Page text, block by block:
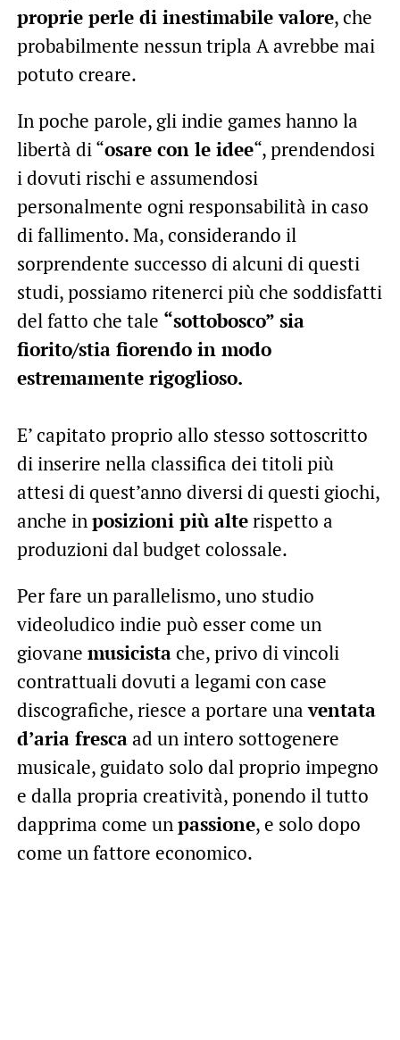
proprie perle di inestimabile valore, che
probabilmente nessun tripla A avrebbe mai
potuto creare.
In poche parole, gli indie games hanno la
libertà di “osare con le idee“, prendendosi
i dovuti rischi e assumendosi
personalmente ogni responsabilità in caso
di fallimento. Ma, considerando il
sorprendente successo di alcuni di questi
studi, possiamo ritenerci più che soddisfatti
del fatto che tale “sottobosco” sia
fiorito/stia fiorendo in modo
estremamente rigoglioso.
E’ capitato proprio allo stesso sottoscritto
di inserire nella classifica dei titoli più
attesi di quest’anno diversi di questi giochi,
anche inposizioni più alterispetto a
produzioni dal budget colossale.
Per fare un parallelismo, uno studio
videoludico indie può esser come un
giovane musicistache, privo di vincoli
contrattuali dovuti a legami con case
discografiche, riesce a portare unaventata
d’aria frescaad un intero sottogenere
musicale, guidato solo dal proprio impegno
e dalla propria creatività, ponendo il tutto
dapprima come unpassione, e solo dopo
come un fattore economico.